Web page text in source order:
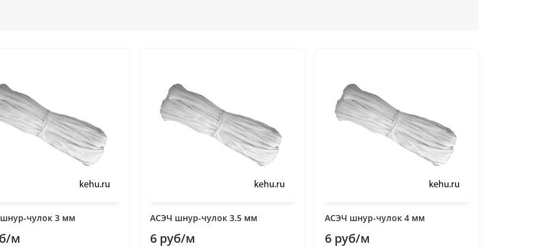
чулок 3 мм
м
АСЭЧ шнур-чулок 3.5 мм
6 руб/м
АСЭЧ шнур-чулок 4 мм
6 руб/м